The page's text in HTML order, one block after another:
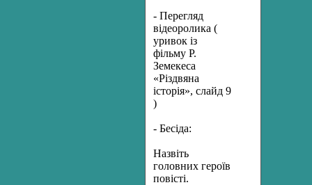
- Перегляд
відеоролика (
уривок із
фільму Р.
Земекеса
«Різдвяна
історія», слайд 9
)
- Бесіда:
Назвіть
головних героїв
повісті.